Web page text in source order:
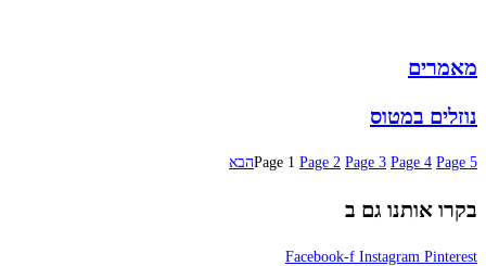
מאמרים
נוזלים במטוס
Page 1 Page 2 Page 3 Page 4 Page 5 הבא
בקרו אותנו גם ב
Facebook-f Instagram Pinterest